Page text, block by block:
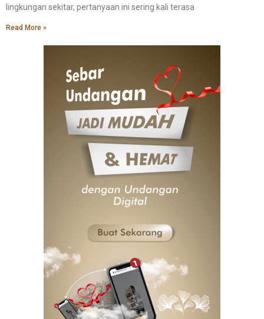
lingkungan sekitar, pertanyaan ini sering kali terasa
Read More »